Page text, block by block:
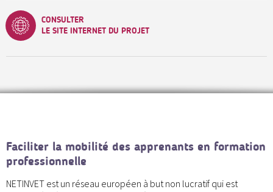
CONSULTER
LE SITE INTERNET DU PROJET
Faciliter la mobilité des apprenants en formation
professionnelle
NETINVET est un réseau européen à but non lucratif qui est